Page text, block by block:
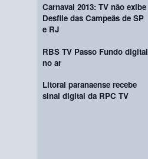
Carnaval 2013: TV não exibe
Desfile das Campeãs de SP
e RJ
RBS TV Passo Fundo digital
no ar
Litoral paranaense recebe
sinal digital da RPC TV